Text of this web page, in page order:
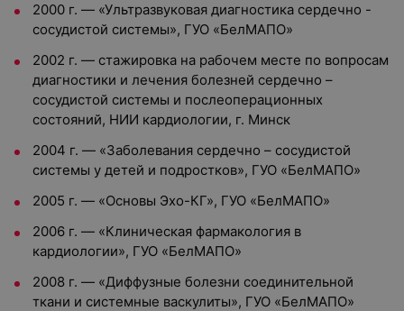
2000 г. — «Ультразвуковая диагностика сердечно -
сосудистой системы», ГУО «БелМАПО»
2002 г. — стажировка на рабочем месте по вопросам
диагностики и лечения болезней сердечно –
сосудистой системы и послеоперационных
состояний, НИИ кардиологии, г. Минск
2004 г. — «Заболевания сердечно – сосудистой
системы у детей и подростков», ГУО «БелМАПО»
2005 г. — «Основы Эхо-КГ», ГУО «БелМАПО»
2006 г. — «Клиническая фармакология в
кардиологии», ГУО «БелМАПО»
2008 г. — «Диффузные болезни соединительной
ткани и системные васкулиты», ГУО «БелМАПО»